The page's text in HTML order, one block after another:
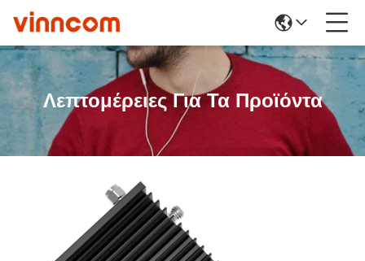
Λεπτομέρειες Για Τα Προϊόντα